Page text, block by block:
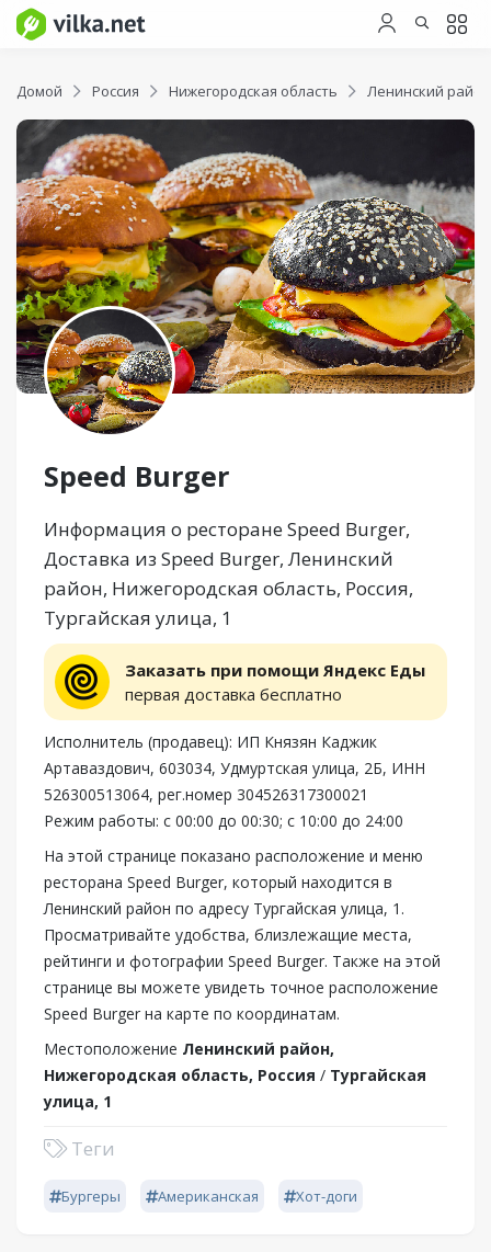
Домой Россия Нижегородская область Ленинский район
Speed Burger
Информация о ресторане Speed Burger,
Доставка из Speed Burger, Ленинский
район, Нижегородская область, Россия,
Тургайская улица, 1
Заказать при помощи Яндекс Еды
первая доставка бесплатно
Исполнитель (продавец): ИП Князян Каджик
Артаваздович, 603034, Удмуртская улица, 2Б, ИНН
526300513064, рег.номер 304526317300021
Режим работы: с 00:00 до 00:30; с 10:00 до 24:00
На этой странице показано расположение и меню
ресторана Speed Burger, который находится в
Ленинский район по адресу Тургайская улица, 1.
Просматривайте удобства, близлежащие места,
рейтинги и фотографии Speed Burger. Также на этой
странице вы можете увидеть точное расположение
Speed Burger на карте по координатам.
Местоположение Ленинский район,
Нижегородская область, Россия / Тургайская
улица, 1
Теги
Бургеры Американская Хот-доги